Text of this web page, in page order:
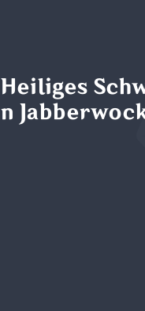
Heiliges
n